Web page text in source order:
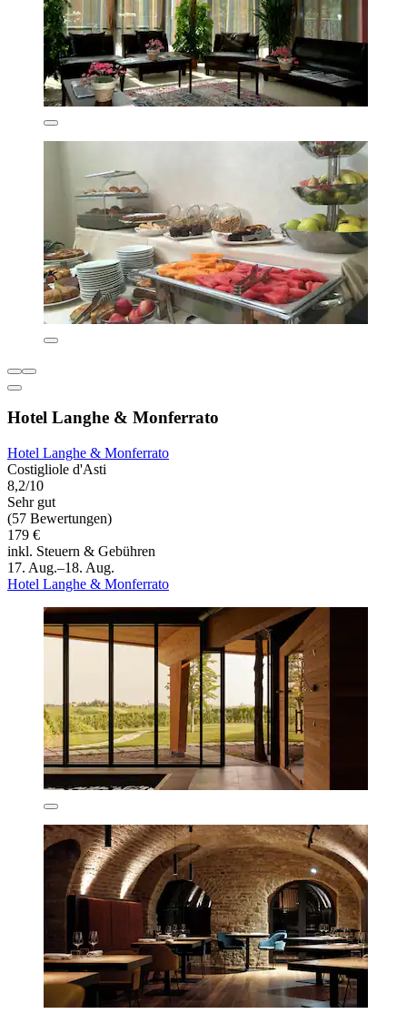
Hotel Langhe & Monferrato
Hotel Langhe & Monferrato
Costigliole d'Asti
8,2/10
Sehr gut
(57 Bewertungen)
179 €
inkl. Steuern & Gebühren
17. Aug.–18. Aug.
Hotel Langhe & Monferrato